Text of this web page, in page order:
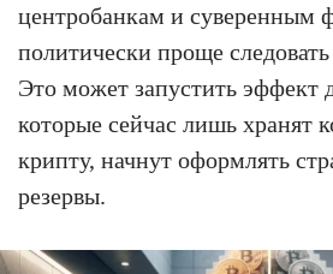
центробанкам и суверенным
политически проще
Это может запустить эффект
которые сейчас лишь хранят
крипту, начнут оформлять
резервы.